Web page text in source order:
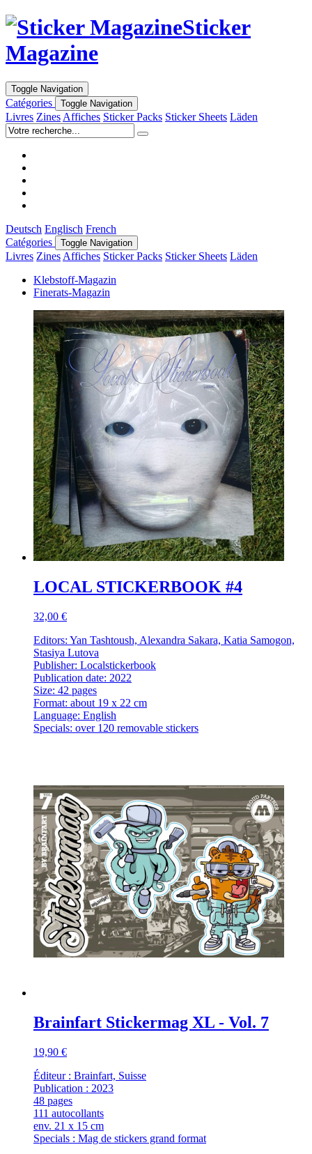
Sticker
Magazine
Toggle Navigation
Catégories Toggle Navigation
Livres Zines Affiches Sticker Packs Sticker Sheets Läden
Deutsch Englisch French
Catégories
Toggle Navigation
Livres Zines Affiches Sticker Packs Sticker Sheets Läden
Klebstoff-Magazin
Finerats-Magazin
LOCAL STICKERBOOK #4
32,00 €
Editors: Yan Tashtoush, Alexandra Sakara, Katia Samogon,
Stasiya Lutova
Publisher: Localstickerbook
Publication date: 2022
Size: 42 pages
Format: about 19 x 22 cm
Language: English
Specials: over 120 removable stickers
Brainfart Stickermag XL - Vol. 7
19,90 €
Éditeur : Brainfart, Suisse
Publication : 2023
48 pages
111 autocollants
env. 21 x 15 cm
Specials : Mag de stickers grand format